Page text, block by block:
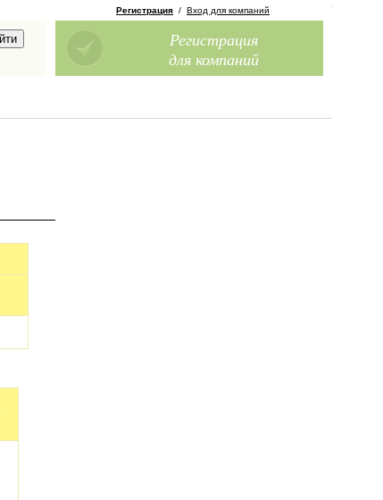
Регистрация / Вход для компаний
Регистрация
для компаний